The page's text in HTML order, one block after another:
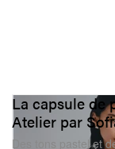
La capsule de
Atelier par
Des tons pastel et